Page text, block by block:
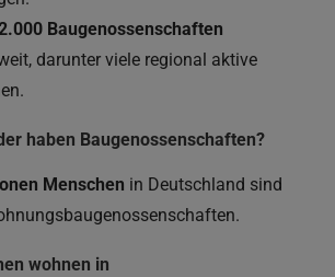
Baugenossenschaften
darunter viele regional aktive
haben Baugenossenschaften?
Menschen in Deutschland sind
wohnen in